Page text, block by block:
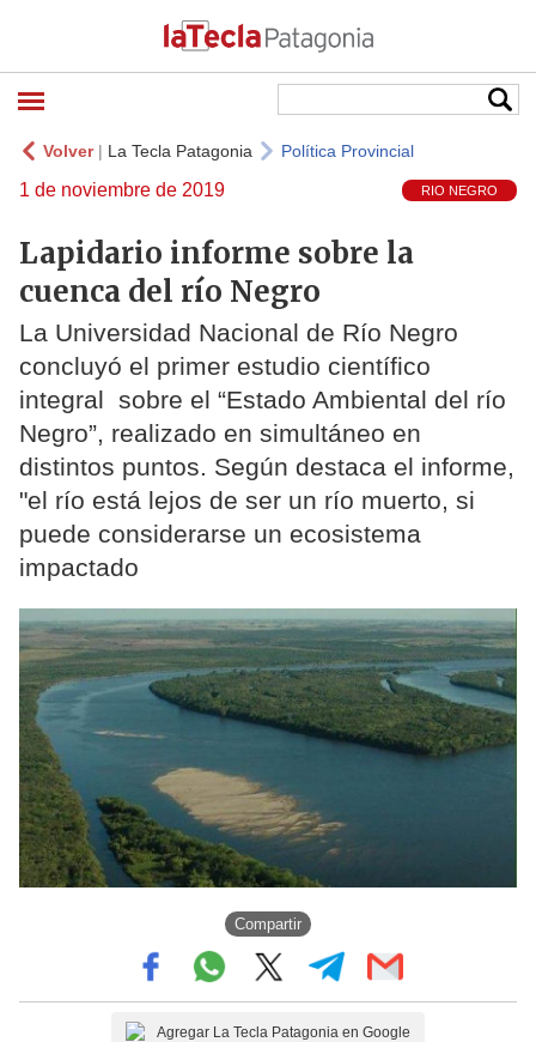
Volver| La Tecla Patagonia Política Provincial
1 de noviembre de 2019 RIO NEGRO
Lapidario informe sobre la
cuenca del río Negro
La Universidad Nacional de Río Negro
concluyó el primer estudio científico
integral sobre el “Estado Ambiental del río
Negro”, realizado en simultáneo en
distintos puntos. Según destaca el informe,
"el río está lejos de ser un río muerto, si
puede considerarse un ecosistema
impactado
Compartir
Agregar La Tecla Patagonia en Google